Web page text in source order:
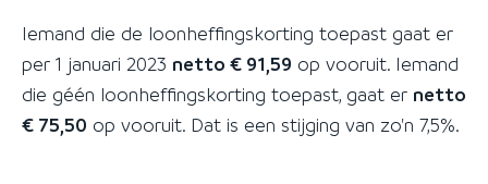
Iemand die de loonheffingskorting toepast gaat er
per 1 januari 2023 netto € 91,59 op vooruit. Iemand
die géén loonheffingskorting toepast, gaat er netto
€ 75,50 op vooruit. Dat is een stijging van zo'n 7,5%.